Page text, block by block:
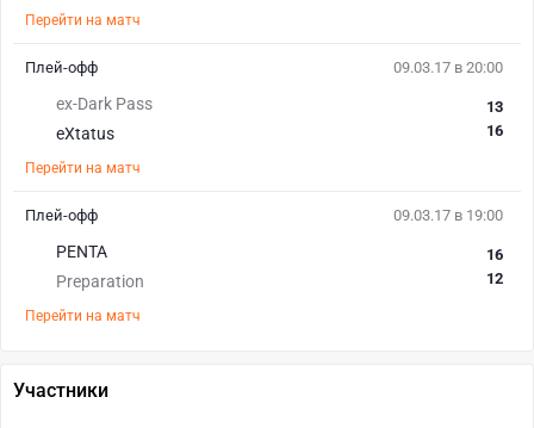
Перейти на матч
09.03.17 в 20:00
ex-Dark Pass
eXtatus
13
16
Перейти на матч
Плей-офф
09.03.17 в 19:00
PENTA
Preparation
16
12
Перейти на матч
Плей-офф
Участники